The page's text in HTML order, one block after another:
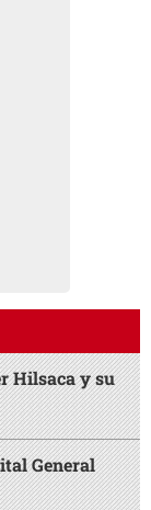
Hilsaca y su
General